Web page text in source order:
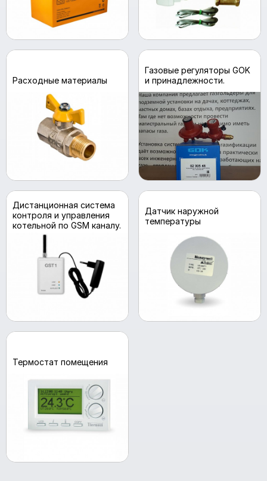
Расходные материалы
Газовые регуляторы GOK
и принадлежности.
Дистанционная система
контроля и управления
котельной по GSM каналу.
Датчик наружной
температуры
Термостат помещения